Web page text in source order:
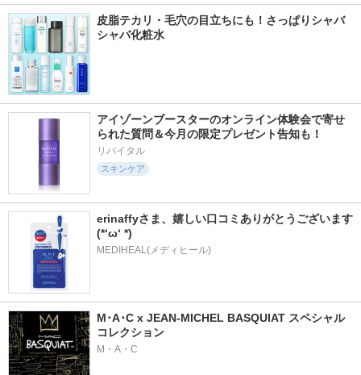
皮脂テカリ・毛穴の目立ちにも！さっぱりシャバ
シャバ化粧水
アイゾーンブースターのオンライン体験会で寄せ
られた質問＆今月の限定プレゼント告知も！
リバイタル
スキンケア
erinaffyさま、嬉しい口コミありがとうございます
(*‘ω‘ *)
MEDIHEAL(メディヒール)
M･A･C x JEAN-MICHEL BASQUIAT スペシャル
コレクション
M・A・C